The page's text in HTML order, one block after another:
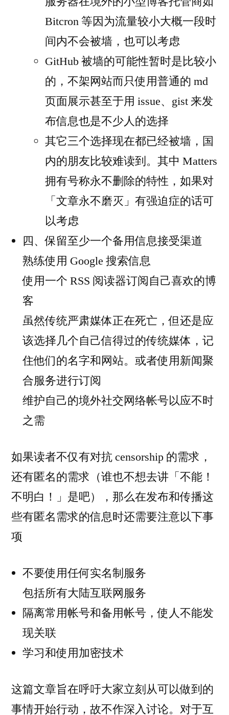
Bitcron 等因为流量较小大概一段时
间内不会被墙，也可以考虑
GitHub 被墙的可能性暂时是比较小
的，不架网站而只使用普通的 md
页面展示甚至于用 issue、gist 来发
布信息也是不少人的选择
其它三个选择现在都已经被墙，国
内的朋友比较难读到。其中 Matters
拥有号称永不删除的特性，如果对
「文章永不磨灭」有强迫症的话可
以考虑
四、保留至少一个备用信息接受渠道
熟练使用 Google 搜索信息
使用一个 RSS 阅读器订阅自己喜欢的博
客
虽然传统严肃媒体正在死亡，但还是应
该选择几个自己信得过的传统媒体，记
住他们的名字和网站。或者使用新闻聚
合服务进行订阅
维护自己的境外社交网络帐号以应不时
之需
如果读者不仅有对抗 censorship 的需求，
还有匿名的需求（谁也不想去讲「不能！
不明白！」是吧），那么在发布和传播这
些有匿名需求的信息时还需要注意以下事
项
不要使用任何实名制服务
包括所有大陆互联网服务
隔离常用帐号和备用帐号，使人不能发
现关联
学习和使用加密技术
这篇文章旨在呼吁大家立刻从可以做到的
事情开始行动，故不作深入讨论。对于互